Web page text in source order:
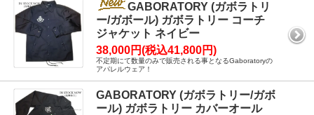
GABORATORY (ガボラトリ
ー/ガボール) ガボラトリー コーチ
ジャケット ネイビー
38,000円(税込41,800円)
不定期にて数量のみで販売される事となるGaboratoryの
アパレルウェア！
GABORATORY (ガボラトリー/ガボ
ール) ガボラトリー カバーオール